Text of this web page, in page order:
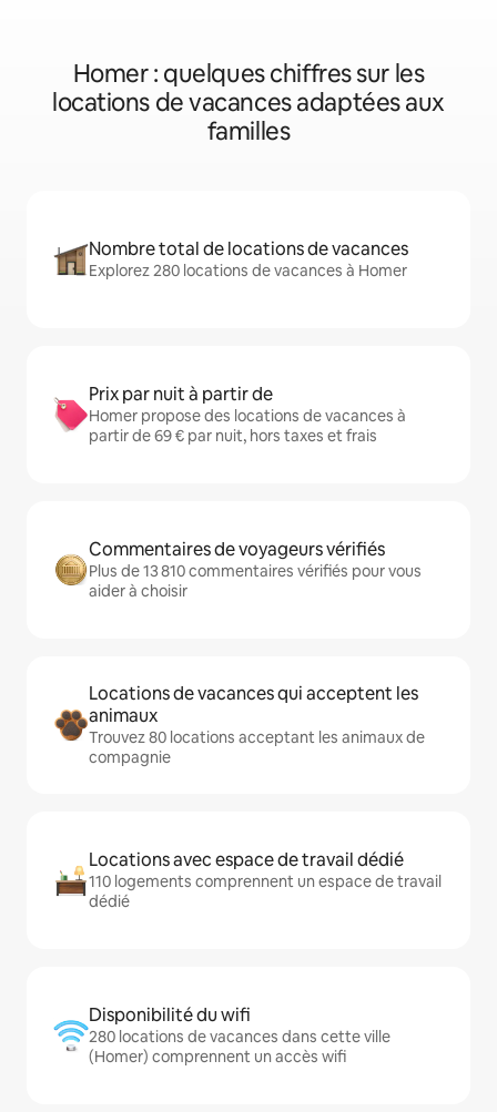
Homer : quelques chiffres sur les
locations de vacances adaptées aux
familles
Nombre total de locations de vacances
Explorez 280 locations de vacances à Homer
Prix par nuit à partir de
Homer propose des locations de vacances à
partir de 69 € par nuit, hors taxes et frais
Commentaires de voyageurs vérifiés
Plus de 13 810 commentaires vérifiés pour vous
aider à choisir
Locations de vacances qui acceptent les
animaux
Trouvez 80 locations acceptant les animaux de
compagnie
Locations avec espace de travail dédié
110 logements comprennent un espace de travail
dédié
Disponibilité du wifi
280 locations de vacances dans cette ville
(Homer) comprennent un accès wifi